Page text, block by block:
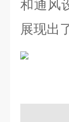
和通风
展现出